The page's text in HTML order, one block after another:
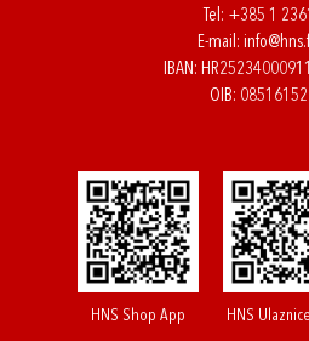
Tel: +385 1
E-mail:
IBAN:
OIB:
HNS Shop App HNS